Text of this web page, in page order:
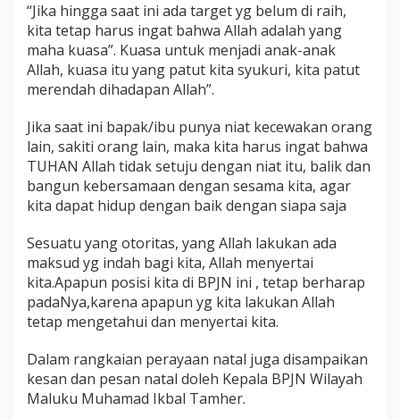
“Jika hingga saat ini ada target yg belum di raih,
kita tetap harus ingat bahwa Allah adalah yang
maha kuasa”. Kuasa untuk menjadi anak-anak
Allah, kuasa itu yang patut kita syukuri, kita patut
merendah dihadapan Allah”.
Jika saat ini bapak/ibu punya niat kecewakan orang
lain, sakiti orang lain, maka kita harus ingat bahwa
TUHAN Allah tidak setuju dengan niat itu, balik dan
bangun kebersamaan dengan sesama kita, agar
kita dapat hidup dengan baik dengan siapa saja
Sesuatu yang otoritas, yang Allah lakukan ada
maksud yg indah bagi kita, Allah menyertai
kita.Apapun posisi kita di BPJN ini , tetap berharap
padaNya,karena apapun yg kita lakukan Allah
tetap mengetahui dan menyertai kita.
Dalam rangkaian perayaan natal juga disampaikan
kesan dan pesan natal doleh Kepala BPJN Wilayah
Maluku Muhamad Ikbal Tamher.